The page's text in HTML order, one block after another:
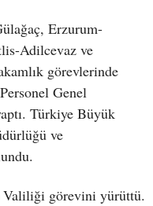
Erzurum-
Adilcevaz ve
görevlerinde
Genel
Türkiye Büyük
ve
görevini yürüttü.